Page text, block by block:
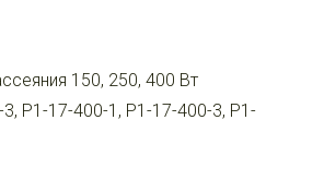
150, 250, 400 Вт
Р1-17-400-1, Р1-17-400-3, Р1-